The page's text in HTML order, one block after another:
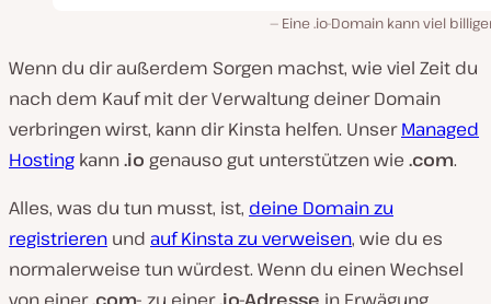
Eine .io-Domain kann viel
Wenn du dir außerdem Sorgen machst, wie viel Zeit du
nach dem Kauf mit der Verwaltung deiner Domain
verbringen wirst, kann dir Kinsta helfen. UnserManaged
Hosting kann.io genauso gut unterstützen wie .com.
Alles, was du tun musst, ist, deine Domain zu
registrieren und auf Kinsta zu verweisen, wie du es
normalerweise tun würdest. Wenn du einen Wechsel
von einer.com- zu einer.io-Adresse in Erwägung